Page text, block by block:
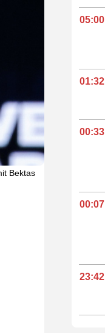
Bektas
05:00
01:32
00:33
00:07
23:42